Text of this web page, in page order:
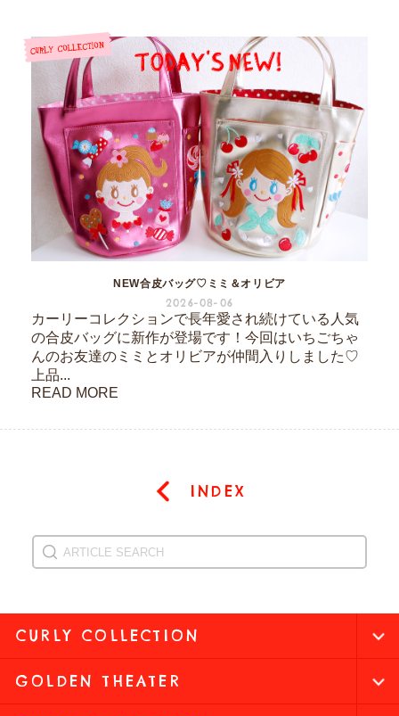
NEW合皮バッグ♡ミミ＆オリビア
2026-08-06
カーリーコレクションで長年愛され続けている人気
の合皮バッグに新作が登場です！今回はいちごちゃ
んのお友達のミミとオリビアが仲間入りしました♡
上品...
READ MORE
INDEX
CURLY COLLECTION
GOLDEN THEATER